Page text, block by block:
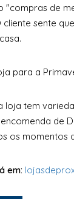
"compras de
sente
para a
loja tem
de
os momentos
em: